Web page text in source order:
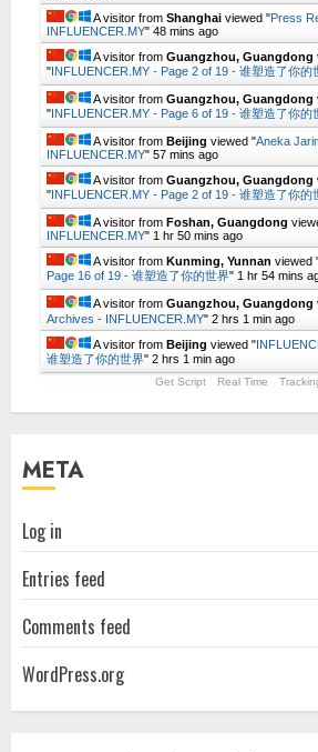
A visitor from Shanghai viewed "Press
INFLUENCER.MY" 48 mins ago
A visitor from Guangzhou, Guangdong
"INFLUENCER.MY - Page 2 of 19 - 谁塑造了你的
A visitor from Guangzhou, Guangdong
"INFLUENCER.MY - Page 6 of 19 - 谁塑造了你的
A visitor from Beijing viewed "Aneka
INFLUENCER.MY" 57 mins ago
A visitor from Guangzhou, Guangdong
"INFLUENCER.MY - Page 2 of 19 - 谁塑造了你的
A visitor from Foshan, Guangdong
INFLUENCER.MY" 1 hr 50 mins ago
A visitor from Kunming, Yunnan viewed
Page 16 of 19 - 谁塑造了你的世界" 1 hr 54 mins
A visitor from Guangzhou, Guangdong
Archives - INFLUENCER.MY" 2 hrs 1 min ago
A visitor from Beijing viewed "
谁塑造了你的世界" 2 hrs 1 min ago
Get Script Real Time
META
Log in
Entries feed
Comments feed
WordPress.org